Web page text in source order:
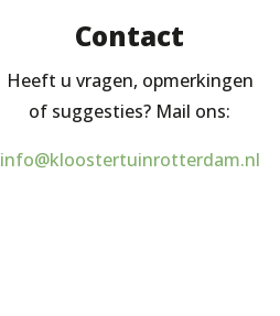
Contact
Heeft u vragen, opmerkingen
of suggesties? Mail ons:
info@kloostertuinrotterdam.nl